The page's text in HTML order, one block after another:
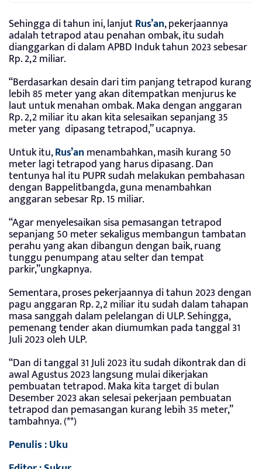
Sehingga di tahun ini, lanjut Rus’an, pekerjaannya
adalah tetrapod atau penahan ombak, itu sudah
dianggarkan di dalam APBD Induk tahun 2023 sebesar
Rp. 2,2 miliar.
“Berdasarkan desain dari tim panjang tetrapod kurang
lebih 85 meter yang akan ditempatkan menjurus ke
laut untuk menahan ombak. Maka dengan anggaran
Rp. 2,2 miliar itu akan kita selesaikan sepanjang 35
meter yang dipasang tetrapod,” ucapnya.
Untuk itu,Rus’an menambahkan, masih kurang 50
meter lagi tetrapod yang harus dipasang. Dan
tentunya hal itu PUPR sudah melakukan pembahasan
dengan Bappelitbangda, guna menambahkan
anggaran sebesar Rp. 15 miliar.
“Agar menyelesaikan sisa pemasangan tetrapod
sepanjang 50 meter sekaligus membangun tambatan
perahu yang akan dibangun dengan baik, ruang
tunggu penumpang atau selter dan tempat
parkir,”ungkapnya.
Sementara, proses pekerjaannya di tahun 2023 dengan
pagu anggaran Rp. 2,2 miliar itu sudah dalam tahapan
masa sanggah dalam pelelangan di ULP. Sehingga,
pemenang tender akan diumumkan pada tanggal 31
Juli 2023 oleh ULP.
“Dan di tanggal 31 Juli 2023 itu sudah dikontrak dan di
awal Agustus 2023 langsung mulai dikerjakan
pembuatan tetrapod. Maka kita target di bulan
Desember 2023 akan selesai pekerjaan pembuatan
tetrapod dan pemasangan kurang lebih 35 meter,”
tambahnya. (**)
Penulis : Uku